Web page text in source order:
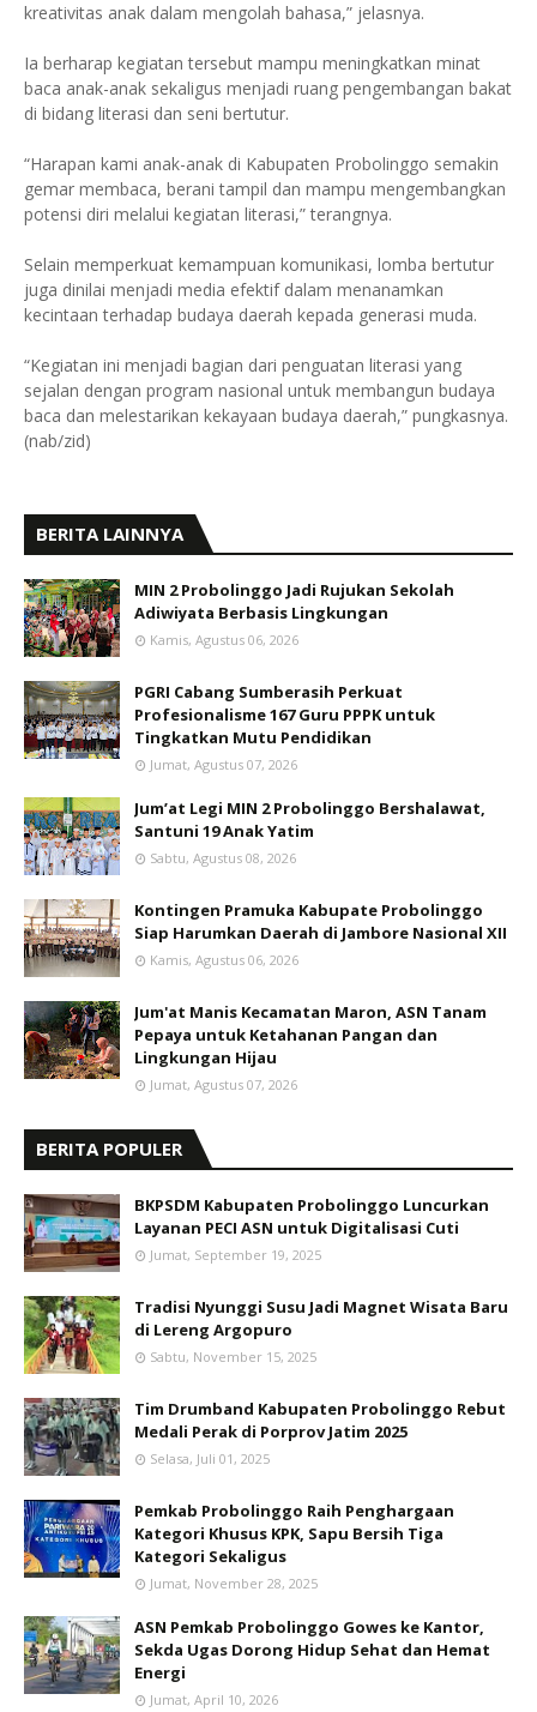
kreativitas anak dalam mengolah bahasa,” jelasnya.
Ia berharap kegiatan tersebut mampu meningkatkan minat
baca anak-anak sekaligus menjadi ruang pengembangan bakat
di bidang literasi dan seni bertutur.
“Harapan kami anak-anak di Kabupaten Probolinggo semakin
gemar membaca, berani tampil dan mampu mengembangkan
potensi diri melalui kegiatan literasi,” terangnya.
Selain memperkuat kemampuan komunikasi, lomba bertutur
juga dinilai menjadi media efektif dalam menanamkan
kecintaan terhadap budaya daerah kepada generasi muda.
“Kegiatan ini menjadi bagian dari penguatan literasi yang
sejalan dengan program nasional untuk membangun budaya
baca dan melestarikan kekayaan budaya daerah,” pungkasnya.
(nab/zid)
BERITA LAINNYA
MIN 2 Probolinggo Jadi Rujukan Sekolah
Adiwiyata Berbasis Lingkungan
Kamis, Agustus 06, 2026
PGRI Cabang Sumberasih Perkuat
Profesionalisme 167 Guru PPPK untuk
Tingkatkan Mutu Pendidikan
Jumat, Agustus 07, 2026
Jum’at Legi MIN 2 Probolinggo Bershalawat,
Santuni 19 Anak Yatim
Sabtu, Agustus 08, 2026
Kontingen Pramuka Kabupate Probolinggo
Siap Harumkan Daerah di Jambore Nasional XII
Kamis, Agustus 06, 2026
Jum'at Manis Kecamatan Maron, ASN Tanam
Pepaya untuk Ketahanan Pangan dan
Lingkungan Hijau
Jumat, Agustus 07, 2026
BERITA POPULER
BKPSDM Kabupaten Probolinggo Luncurkan
Layanan PECI ASN untuk Digitalisasi Cuti
Jumat, September 19, 2025
Tradisi Nyunggi Susu Jadi Magnet Wisata Baru
di Lereng Argopuro
Sabtu, November 15, 2025
Tim Drumband Kabupaten Probolinggo Rebut
Medali Perak di Porprov Jatim 2025
Selasa, Juli 01, 2025
Pemkab Probolinggo Raih Penghargaan
Kategori Khusus KPK, Sapu Bersih Tiga
Kategori Sekaligus
Jumat, November 28, 2025
ASN Pemkab Probolinggo Gowes ke Kantor,
Sekda Ugas Dorong Hidup Sehat dan Hemat
Energi
Jumat, April 10, 2026